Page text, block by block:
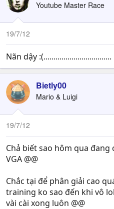
Youtube Master Race
19/7/12
Nãn dậy :(..................................
Bietly00
Mario & Luigi
19/7/12
Chả biết sao hôm qua
VGA @@
Chắc tại để phân giải cao
training ko sao đến khi vô
vài cài xong luôn @@